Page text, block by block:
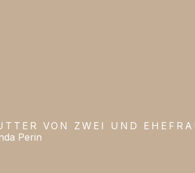
VON ZWEI UND
Perin